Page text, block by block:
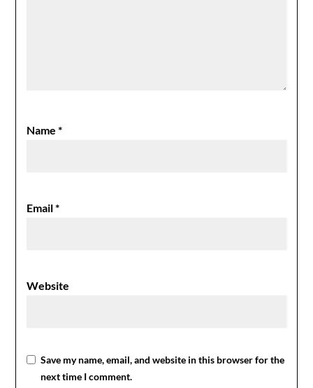
Name*
Email*
Website
Save my name, email, and website in this browser for the
next time I comment.